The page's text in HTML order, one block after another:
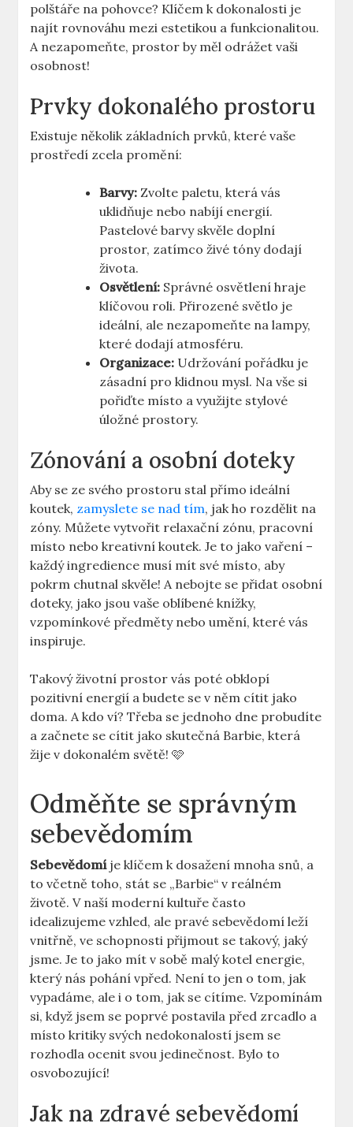
polštáře na pohovce? Klíčem k dokonalosti je
najít rovnováhu mezi estetikou a funkcionalitou.
A nezapomeňte, prostor by měl odrážet vaši
osobnost!
Prvky dokonalého prostoru
Existuje několik základních prvků, které vaše
prostředí zcela promění:
Barvy: Zvolte paletu, která vás
uklidňuje nebo nabíjí energií.
Pastelové barvy skvěle doplní
prostor, zatímco živé tóny dodají
života.
Osvětlení: Správné osvětlení hraje
klíčovou roli. Přirozené světlo je
ideální, ale nezapomeňte na lampy,
které dodají atmosféru.
Organizace: Udržování pořádku je
zásadní pro klidnou mysl. Na vše si
pořiďte místo a využijte stylové
úložné prostory.
Zónování a osobní doteky
Aby se ze svého prostoru stal přímo ideální
koutek, zamyslete se nad tím, jak ho rozdělit na
zóny. Můžete vytvořit relaxační zónu, pracovní
místo nebo kreativní koutek. Je to jako vaření –
každý ingredience musí mít své místo, aby
pokrm chutnal skvěle! A nebojte se přidat osobní
doteky, jako jsou vaše oblíbené knížky,
vzpomínkové předměty nebo umění, které vás
inspiruje.
Takový životní prostor vás poté obklopí
pozitivní energií a budete se v něm cítit jako
doma. A kdo ví? Třeba se jednoho dne probudíte
a začnete se cítit jako skutečná Barbie, která
žije v dokonalém světě! 🩷
Odměňte se správným
sebevědomím
Sebevědomíje klíčem k dosažení mnoha snů, a
to včetně toho, stát se „Barbie“ v reálném
životě. V naší moderní kultuře často
idealizujeme vzhled, ale pravé sebevědomí leží
vnitřně, ve schopnosti přijmout se takový, jaký
jsme. Je to jako mít v sobě malý kotel energie,
který nás pohání vpřed. Není to jen o tom, jak
vypadáme, ale i o tom, jak se cítíme. Vzpomínám
si, když jsem se poprvé postavila před zrcadlo a
místo kritiky svých nedokonalostí jsem se
rozhodla ocenit svou jedinečnost. Bylo to
osvobozující!
Jak na zdravé sebevědomí